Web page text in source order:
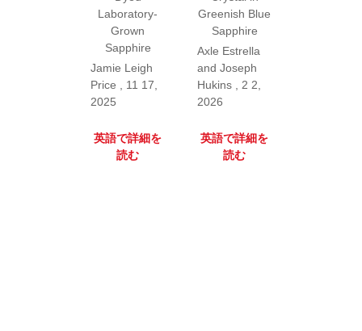
Laboratory-
Grown
Sapphire
Jamie Leigh
Price , 11 17,
2025
英語で詳細を
読む
Greenish Blue
Sapphire
Axle Estrella
and Joseph
Hukins , 2 2,
2026
英語で詳細を
読む